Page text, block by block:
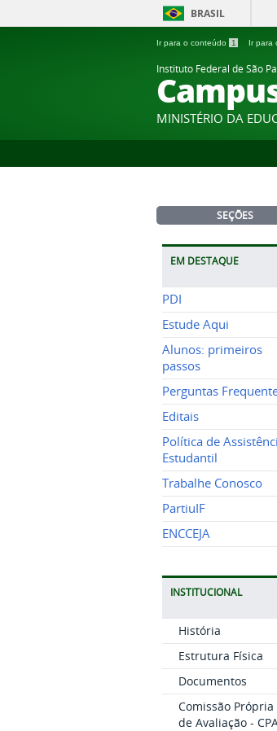
BRASIL
Ir para o conteúdo 1 Ir para
Instituto Federal de São
MINISTÉRIO DA
SEÇÕES
EM DESTAQUE
PDI
Estude Aqui
Alunos: primeiros
passos
Perguntas
Editais
Política de
Estudantil
Trabalhe Conosco
PartiuIF
ENCCEJA
INSTITUCIONAL
História
Estrutura Física
Documentos
Comissão Própria
de Avaliação -